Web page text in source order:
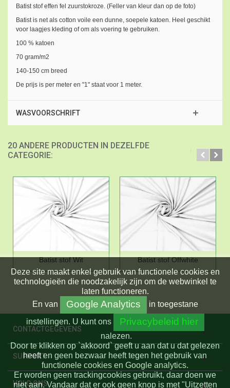
Batist stof effen fel zuurstokroze. (Feller van kleur dan op de foto)
Batist is net als cotton voile een dunne, soepele katoen. Heel geschikt
voor laagjes kleding of om als voering te gebruiken.
100 % katoen
70 gram/m2
140-150 cm breed
De prijs is per meter en "1" staat voor 1 meter.
WASVOORSCHRIFT
20 ANDERE PRODUCTEN IN DEZELFDE
CATEGORIE:
Batist stof Wit Batist stof Offwhite
CONTACTGEGEVENS
SUPPORT
VOLG ONS
Deze site maakt enkel gebruik van functionele cookies en
technologieën die noodzakelijk zijn om de webwinkel te
laten functioneren.
En van Google Analytics
in toegestane
instellingen. U kunt ons Privacybeleid hier
nalezen.
Door te klikken op `akkoord` geeft u aan dat u dat gelezen
heeft en geen bezwaar heeft tegen het gebruik van
functionele cookies en Google analytics.
Er worden geen trackingcookies gebruikt, daar doen we
niet aan. Vandaar dat er ook geen knop is met "Uitzetten